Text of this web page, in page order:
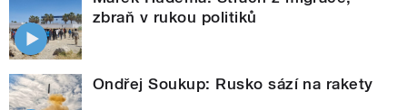
zbraň v rukou politiků
Ondřej Soukup: Rusko sází na rakety